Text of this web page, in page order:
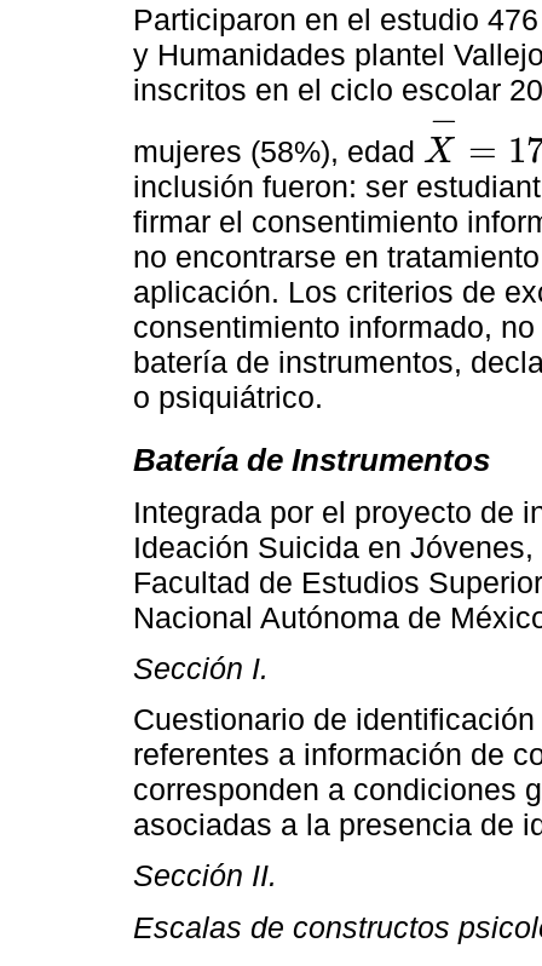
Participaron en el estudio
y Humanidades plantel
inscritos en el ciclo escolar
mujeres (58%), edad X
−
=
X-=17.2
inclusión fueron: ser
firmar el consentimiento
no encontrarse en
aplicación. Los criterios de
consentimiento informado,
batería de instrumentos,
o psiquiátrico.
Batería de Instrumentos
Integrada por el proyecto de
Ideación Suicida en
Facultad de Estudios
Nacional Autónoma de
Sección I.
Cuestionario de
referentes a información de
corresponden a condiciones
asociadas a la presencia de
Sección II.
Escalas de constructos